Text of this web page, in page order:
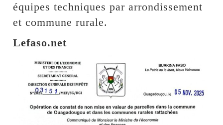
équipes techniques par arrondissement
et commune rurale.
Lefaso.net